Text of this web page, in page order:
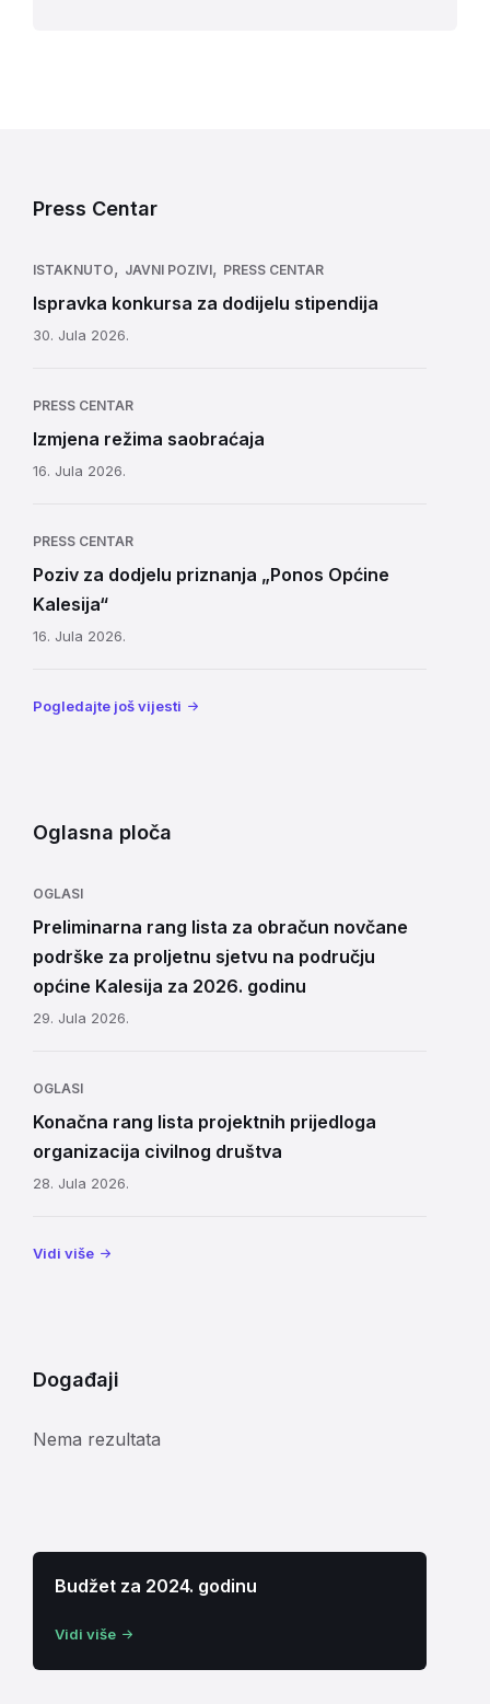
Press Centar
ISTAKNUTO, JAVNI POZIVI, PRESS CENTAR
Ispravka konkursa za dodijelu stipendija
30. Jula 2026.
PRESS CENTAR
Izmjena režima saobraćaja
16. Jula 2026.
PRESS CENTAR
Poziv za dodjelu priznanja „Ponos Općine
Kalesija“
16. Jula 2026.
Pogledajte još vijesti
Oglasna ploča
OGLASI
Preliminarna rang lista za obračun novčane
podrške za proljetnu sjetvu na području
općine Kalesija za 2026. godinu
29. Jula 2026.
OGLASI
Konačna rang lista projektnih prijedloga
organizacija civilnog društva
28. Jula 2026.
Vidi više
Događaji
Nema rezultata
Budžet za 2024. godinu
Vidi više